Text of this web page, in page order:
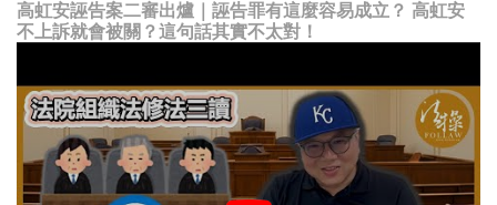
高虹安誣告案二審出爐｜誣告罪有這麼容易成立？ 高虹安
不上訴就會被關？這句話其實不太對！